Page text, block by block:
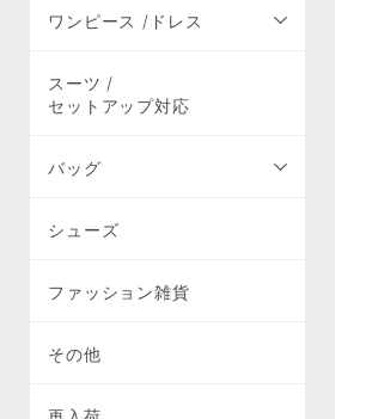
ワンピース /ドレス
スーツ /
セットアップ対応
バッグ
シューズ
ファッション雑貨
その他